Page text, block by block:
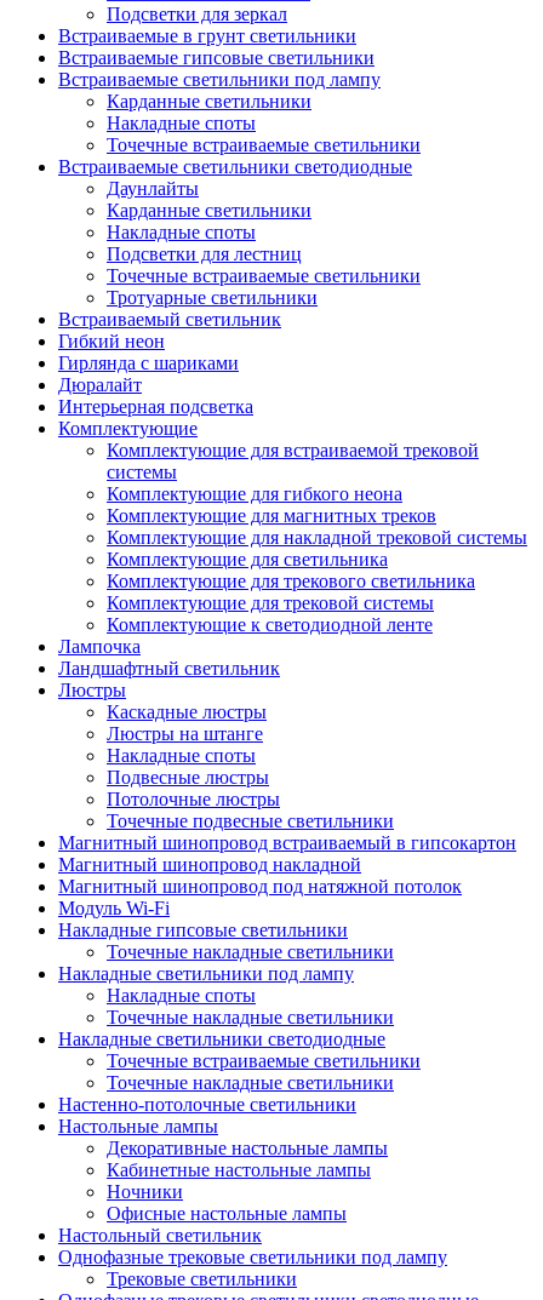
Подсветки для зеркал
Встраиваемые в грунт светильники
Встраиваемые гипсовые светильники
Встраиваемые светильники под лампу
Карданные светильники
Накладные споты
Точечные встраиваемые светильники
Встраиваемые светильники светодиодные
Даунлайты
Карданные светильники
Накладные споты
Подсветки для лестниц
Точечные встраиваемые светильники
Тротуарные светильники
Встраиваемый светильник
Гибкий неон
Гирлянда с шариками
Дюралайт
Интерьерная подсветка
Комплектующие
Комплектующие для встраиваемой трековой
системы
Комплектующие для гибкого неона
Комплектующие для магнитных треков
Комплектующие для накладной трековой системы
Комплектующие для светильника
Комплектующие для трекового светильника
Комплектующие для трековой системы
Комплектующие к светодиодной ленте
Лампочка
Ландшафтный светильник
Люстры
Каскадные люстры
Люстры на штанге
Накладные споты
Подвесные люстры
Потолочные люстры
Точечные подвесные светильники
Магнитный шинопровод встраиваемый в гипсокартон
Магнитный шинопровод накладной
Магнитный шинопровод под натяжной потолок
Модуль Wi-Fi
Накладные гипсовые светильники
Точечные накладные светильники
Накладные светильники под лампу
Накладные споты
Точечные накладные светильники
Накладные светильники светодиодные
Точечные встраиваемые светильники
Точечные накладные светильники
Настенно-потолочные светильники
Настольные лампы
Декоративные настольные лампы
Кабинетные настольные лампы
Ночники
Офисные настольные лампы
Настольный светильник
Однофазные трековые светильники под лампу
Трековые светильники